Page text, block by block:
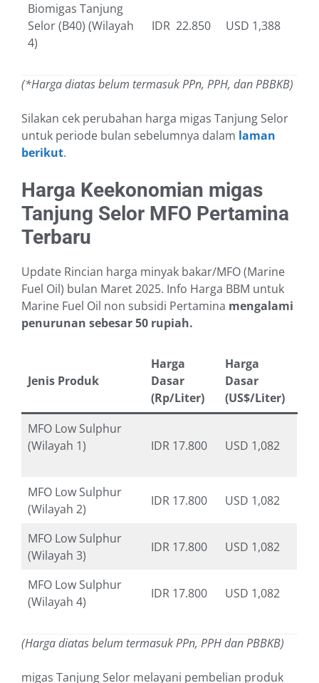
Biomigas Tanjung
Selor (B40) (Wilayah
4)
IDR 22.850 USD 1,388
(*Harga diatas belum termasuk PPn, PPH, dan PBBKB)
Silakan cek perubahan harga migas Tanjung Selor
untuk periode bulan sebelumnya dalam laman
berikut.
Harga Keekonomian migas
Tanjung Selor MFO Pertamina
Terbaru
Update Rincian harga minyak bakar/MFO (Marine
Fuel Oil) bulan Maret 2025. Info Harga BBM untuk
Marine Fuel Oil non subsidi Pertamina mengalami
penurunan sebesar 50 rupiah.
Jenis Produk
Harga
Dasar
(Rp/Liter)
Harga
Dasar
(US$/Liter)
MFO Low Sulphur
(Wilayah 1)
IDR 17.800 USD 1,082
MFO Low Sulphur
(Wilayah 2)
IDR 17.800 USD 1,082
MFO Low Sulphur
(Wilayah 3)
IDR 17.800 USD 1,082
MFO Low Sulphur
(Wilayah 4)
IDR 17.800 USD 1,082
(Harga diatas belum termasuk PPn, PPH dan PBBKB)
migas Tanjung Selor melayani pembelian produk